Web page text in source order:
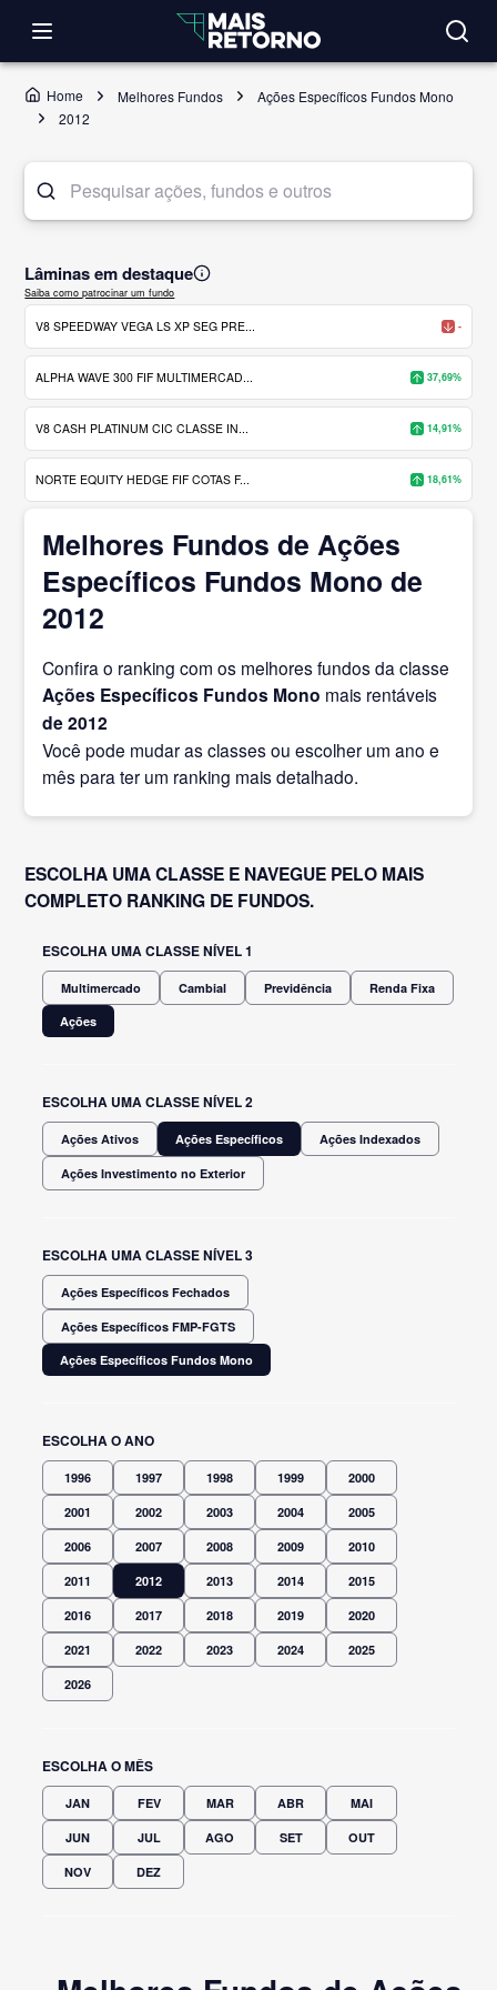
Home Melhores Fundos
Ações Específicos Fundos Mono
2012
Lâminas em destaque
Saiba como patrocinar um fundo
V8 SPEEDWAY VEGA LS XP SEG PRE... -
ALPHA WAVE 300 FIF MULTIMERCAD... 37,69%
V8 CASH PLATINUM CIC CLASSE IN... 14,91%
NORTE EQUITY HEDGE FIF COTAS F... 18,61%
Melhores Fundos de Ações
Específicos Fundos Mono de
2012
Confira o ranking com os melhores fundos da classe
Ações Específicos Fundos Mono mais rentáveis
de 2012
Você pode mudar as classes ou escolher um ano e
mês para ter um ranking mais detalhado.
ESCOLHA UMA CLASSE E NAVEGUE PELO MAIS
COMPLETO RANKING DE FUNDOS.
ESCOLHA UMA CLASSE NÍVEL 1
Multimercado Cambial Previdência
Renda Fixa
Ações
ESCOLHA UMA CLASSE NÍVEL 2
Ações Ativos Ações Específicos Ações Indexados
Ações Investimento no Exterior
ESCOLHA UMA CLASSE NÍVEL 3
Ações Específicos Fechados
Ações Específicos FMP-FGTS
Ações Específicos Fundos Mono
ESCOLHA O ANO
1996 1997 1998 1999 2000
2001 2002 2003 2004 2005
2006 2007 2008 2009 2010
2011 2012 2013 2014 2015
2016 2017 2018 2019 2020
2021 2022 2023 2024 2025
2026
ESCOLHA O MÊS
JAN FEV MAR ABR MAI
JUN JUL AGO SET OUT
NOV DEZ